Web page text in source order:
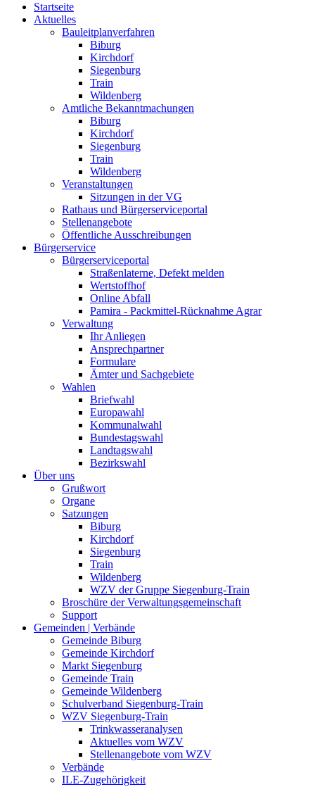
Startseite
Aktuelles
Bauleitplanverfahren
Biburg
Kirchdorf
Siegenburg
Train
Wildenberg
Amtliche Bekanntmachungen
Biburg
Kirchdorf
Siegenburg
Train
Wildenberg
Veranstaltungen
Sitzungen in der VG
Rathaus und Bürgerserviceportal
Stellenangebote
Öffentliche Ausschreibungen
Bürgerservice
Bürgerserviceportal
Straßenlaterne, Defekt melden
Wertstoffhof
Online Abfall
Pamira - Packmittel-Rücknahme Agrar
Verwaltung
Ihr Anliegen
Ansprechpartner
Formulare
Ämter und Sachgebiete
Wahlen
Briefwahl
Europawahl
Kommunalwahl
Bundestagswahl
Landtagswahl
Bezirkswahl
Über uns
Grußwort
Organe
Satzungen
Biburg
Kirchdorf
Siegenburg
Train
Wildenberg
WZV der Gruppe Siegenburg-Train
Broschüre der Verwaltungsgemeinschaft
Support
Gemeinden | Verbände
Gemeinde Biburg
Gemeinde Kirchdorf
Markt Siegenburg
Gemeinde Train
Gemeinde Wildenberg
Schulverband Siegenburg-Train
WZV Siegenburg-Train
Trinkwasseranalysen
Aktuelles vom WZV
Stellenangebote vom WZV
Verbände
ILE-Zugehörigkeit